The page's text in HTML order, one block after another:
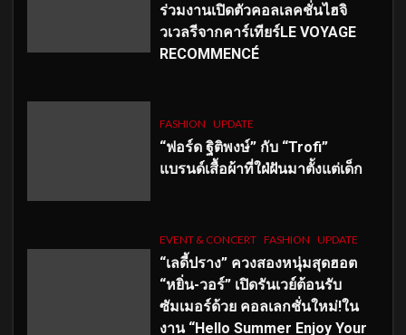
ร่วมงานเปิดตัวคอลเลคชั่นไฮจิ
วเวลรีจากคาร์เทียร์LE VOYAGE
RECOMMENCÉ
FASHION UPDATE
“ฟอร์ด ฐิติพงษ์” กับ “Trofi”
แบรนด์เสื้อผ้าที่ใฝ่ฝันมาตั้งแต่เด็ก
EVENT & CONCERT FASHION UPDATE
“เลดี้ปราง” ควงสองหนุ่มสุดฮอต
“หยิ่น-วอร์” เปิดรันเวย์ต้อนรับ
ซัมเมอร์ด้วย คอลเลกชั่นใหม่!ใน
งาน “Hello Summer Enjoy Your